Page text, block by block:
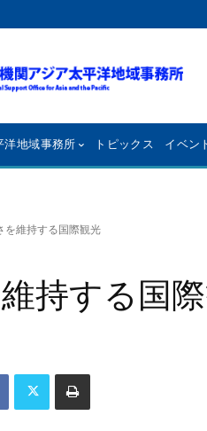
洋地域事務所 トピックス イベン
を維持する国際観光
持する国